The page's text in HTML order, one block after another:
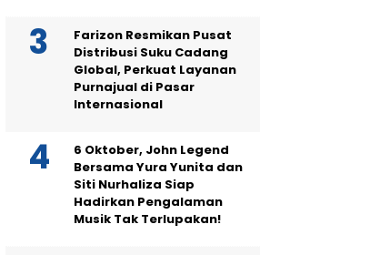
Farizon Resmikan Pusat
Distribusi Suku Cadang
Global, Perkuat Layanan
Purnajual di Pasar
Internasional
6 Oktober, John Legend
Bersama Yura Yunita dan
Siti Nurhaliza Siap
Hadirkan Pengalaman
Musik Tak Terlupakan!